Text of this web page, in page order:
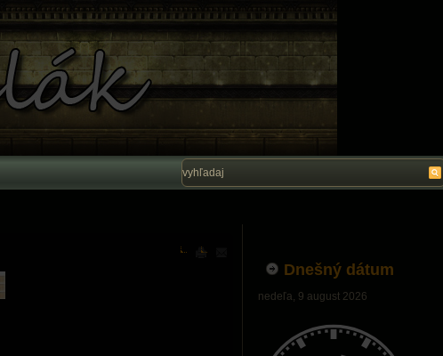
Dnešný dátum
nedeľa, 9 august 2026